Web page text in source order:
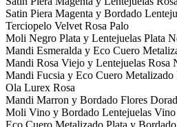
Satin Piera Magenta y Bordado
Terciopelo Velvet Rosa Palo
Moli Negro Plata y Lentejuelas Plata
Mandi Esmeralda y Eco Cuero
Mandi Rosa Viejo y Lentejuelas Rosa
Mandi Fucsia y Eco Cuero Metalizado
Ola Lurex Rosa
Mandi Marron y Bordado Flores
Moli Vino y Bordado Lentejuelas Vino
Eco Cuero Metalizado Plata y Bordado